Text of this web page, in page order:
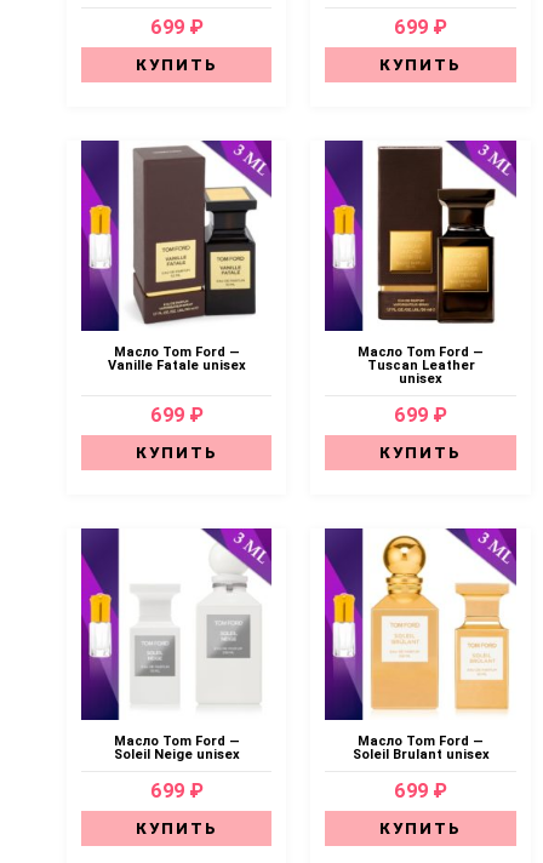
699 ₽
КУПИТЬ
699 ₽
КУПИТЬ
Масло Tom Ford —
Vanille Fatale unisex
699 ₽
КУПИТЬ
Масло Tom Ford —
Tuscan Leather
unisex
699 ₽
КУПИТЬ
Масло Tom Ford —
Soleil Neige unisex
699 ₽
КУПИТЬ
Масло Tom Ford —
Soleil Brulant unisex
699 ₽
КУПИТЬ